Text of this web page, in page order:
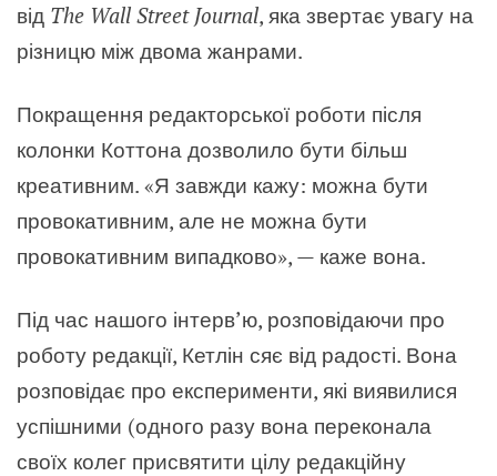
від The Wall Street Journal, яка звертає увагу на
різницю між двома жанрами.
Покращення редакторської роботи після
колонки Коттона дозволило бути більш
креативним. «Я завжди кажу: можна бути
провокативним, але не можна бути
провокативним випадково», — каже вона.
Під час нашого інтерв’ю, розповідаючи про
роботу редакції, Кетлін сяє від радості. Вона
розповідає про експерименти, які виявилися
успішними (одного разу вона переконала
своїх колег присвятити цілу редакційну